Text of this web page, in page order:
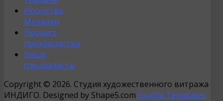
Исскуство
Мозаики
Процесс
производства
Наши
специалисты
Copyright © 2026. Студия художественного витража
ИНДИГО. Designed by Shape5.com Joomla Templates